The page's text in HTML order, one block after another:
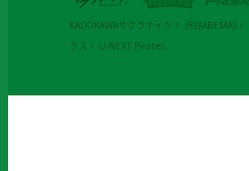
KADOKAWAサクラナイツ 渋谷ABEMAS
クス
U-NEXT Pirates